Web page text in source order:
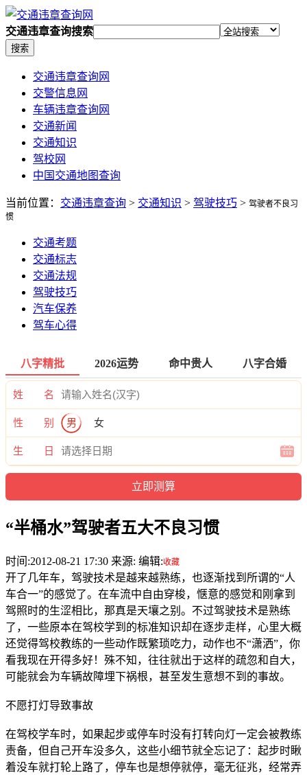
交通违章查询搜索
搜索
交通违章查询网
交警信息网
车辆违章查询网
交通新闻
交通知识
驾校网
中国交通地图查询
当前位置： 交通违章查询 > 交通知识 > 驾驶技巧 > 驾驶者不良习
惯
交通考题
交通标志
交通法规
驾驶技巧
汽车保养
驾车心得
八字精批 2026运势 命中贵人 八字合婚
姓 名
性 别 男 女
生 日
“半桶水”驾驶者五大不良习惯
时间:2012-08-21 17:30 来源: 编辑:收藏
开了几年车，驾驶技术是越来越熟练，也逐渐找到所谓的“人
车合一”的感觉了。在车流中自由穿梭，惬意的感觉和刚拿到
驾照时的生涩相比，那真是天壤之别。不过驾驶技术是熟练
了，一些原本在驾校学到的标准知识却在逐步走样，心里大概
还觉得驾校教练的一些动作既繁琐吃力，动作也不“潇洒”，你
看我现在开得多好！殊不知，往往就出于这样的疏忽和自大，
可能就会为车辆故障埋下祸根，甚至发生意想不到的事故。
不愿打灯导致事故
在驾校学车时，如果起步或停车时没有打转向灯一定会被教练
责备，但自己开车没多久，这些小细节就全忘记了：起步时瞅
着没车就打轮上路了，停车也是想停就停，毫无征兆，经常弄